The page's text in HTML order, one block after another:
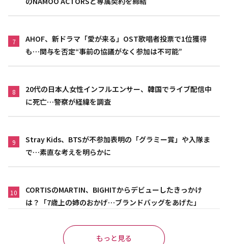
7
AHOF、新ドラマ「愛が来る」OST歌唱者投票で1位獲得
も…関与を否定“事前の協議がなく参加は不可能”
8
20代の日本人女性インフルエンサー、韓国でライブ配信中
に死亡…警察が経緯を調査
9
Stray Kids、BTSが不参加表明の「グラミー賞」や入隊ま
で…素直な考えを明らかに
10
CORTISのMARTIN、BIGHITからデビューしたきっかけ
は？「7歳上の姉のおかげ…ブランドバッグをあげた」
もっと見る